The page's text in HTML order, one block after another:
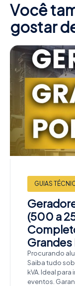
Você
gostar
GUIAS
(500 a
Grandes
Procurando
Saiba tudo
kVA. Ideal
eventos.